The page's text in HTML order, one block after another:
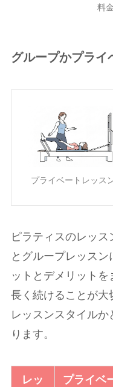
料
グループかプライ
プライベートレッス
ピラティスのレッ
とグループレッス
ットとデメリット
長く続けることが大
レッスンスタイル
ります。
レッ
プライベ